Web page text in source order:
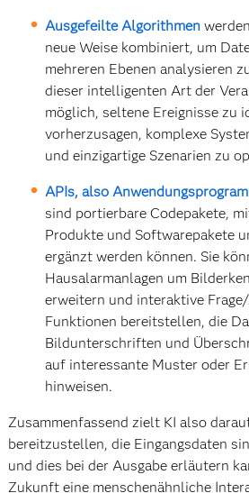
Ausgefeilte Algorithmen
neue Weise kombiniert, um
mehreren Ebenen analysieren
dieser intelligenten Art der
möglich, seltene Ereignisse zu
vorherzusagen, komplexe
und einzigartige Szenarien zu
APIs, also
sind portierbare Codepakete,
Produkte und Softwarepakete
ergänzt werden können. Sie
Hausalarmanlagen um
erweitern und interaktive
Funktionen bereitstellen, die
Bildunterschriften und
auf interessante Muster oder
hinweisen.
Zusammenfassend zielt KI also
bereitzustellen, die Eingangsdaten
und dies bei der Ausgabe erläutern
Zukunft eine menschenähnliche